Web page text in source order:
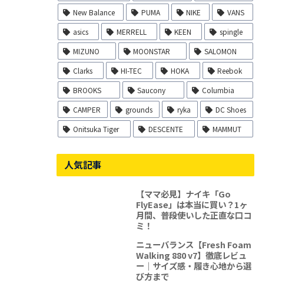
New Balance
PUMA NIKE
VANS
asics
MERRELL KEEN
spingle
MIZUNO
MOONSTAR
SALOMON
Clarks
HI-TEC HOKA
Reebok
BROOKS
Saucony
Columbia
CAMPER
grounds ryka
DC Shoes
Onitsuka Tiger
DESCENTE MAMMUT
人気記事
【ママ必見】ナイキ「Go
FlyEase」は本当に買い？1ヶ
月間、普段使いした正直な口コ
ミ！
ニューバランス【Fresh Foam
Walking 880 v7】徹底レビュ
ー｜サイズ感・履き心地から選
び方まで